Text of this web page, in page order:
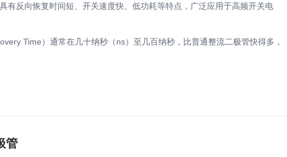
有反向恢复时间短、开关速度快、低功耗等特点，广泛应用于高频开关电
Time）通常在几十纳秒（ns）至几百纳秒，比普通整流二极管快得多，
管